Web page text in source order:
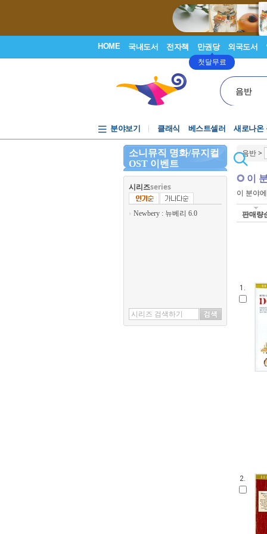
HOME 국내도서 전자책 만권당
첫달무료
외국도서
음반
분야보기 클래식 베스트셀러 새로나온
소니뮤직 명화/뮤지컬
OST 이벤트
시리즈series
Newbery : 뉴베리 6.0
음반>
이
이 분야
판매량
1.
2.